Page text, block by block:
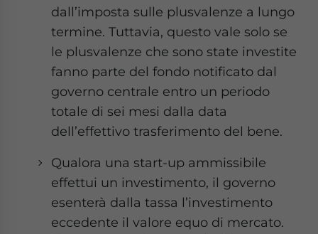
dall’imposta sulle plusvalenze a lungo
termine. Tuttavia, questo vale solo se
le plusvalenze che sono state investite
fanno parte del fondo notificato dal
governo centrale entro un periodo
totale di sei mesi dalla data
dell’effettivo trasferimento del bene.
Qualora una start-up ammissibile
effettui un investimento, il governo
esenterà dalla tassa l’investimento
eccedente il valore equo di mercato.